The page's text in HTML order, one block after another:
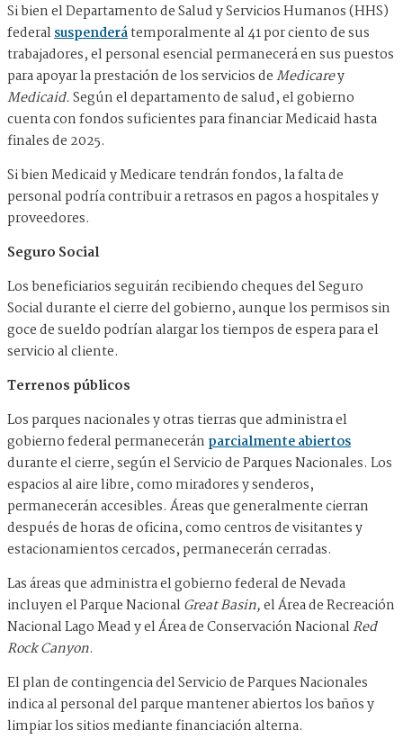
Si bien el Departamento de Salud y Servicios Humanos (HHS)
federalsuspenderátemporalmente al 41 por ciento de sus
trabajadores, el personal esencial permanecerá en sus puestos
para apoyar la prestación de los servicios deMedicarey
Medicaid.Según el departamento de salud, el gobierno
cuenta con fondos suficientes para financiar Medicaid hasta
finales de 2025.
Si bien Medicaid y Medicare tendrán fondos, la falta de
personal podría contribuir a retrasos en pagos a hospitales y
proveedores.
Seguro Social
Los beneficiarios seguirán recibiendo cheques del Seguro
Social durante el cierre del gobierno, aunque los permisos sin
goce de sueldo podrían alargar los tiempos de espera para el
servicio al cliente.
Terrenos públicos
Los parques nacionales y otras tierras que administra el
gobierno federal permanecerán parcialmente abiertos
durante el cierre, según el Servicio de Parques Nacionales. Los
espacios al aire libre, como miradores y senderos,
permanecerán accesibles. Áreas que generalmente cierran
después de horas de oficina, como centros de visitantes y
estacionamientos cercados, permanecerán cerradas.
Las áreas que administra el gobierno federal de Nevada
incluyen el Parque NacionalGreat Basin,el Área de Recreación
Nacional Lago Mead y el Área de Conservación NacionalRed
Rock Canyon.
El plan de contingencia del Servicio de Parques Nacionales
indica al personal del parque mantener abiertos los baños y
limpiar los sitios mediante financiación alterna.